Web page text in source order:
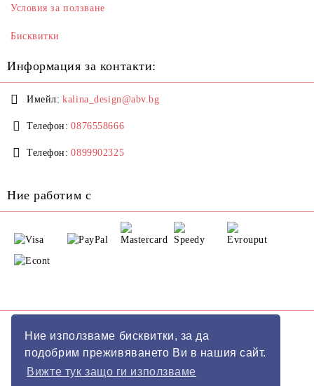
Ние използваме бисквитки, за да
подобрим преживяването Ви в нашия сайт.
Вижте тук защо ги използваме
Условия за ползване
Бисквитки
Информация за контакти:
Имейл: kalina_design@abv.bg
Телефон: 0876558666
Телефон: 0899902325
Ние работим с
Нашият онлайн магазин е 100% съобразен с GDPR.